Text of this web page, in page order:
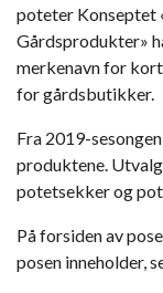
poteter Konseptet
Gårdsprodukter»
merkenavn for
for gårdsbutikker.
Fra 2019-
produktene.
potetsekker og
På forsiden av
posen inneholder,